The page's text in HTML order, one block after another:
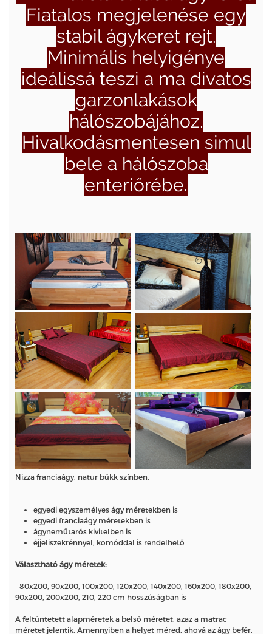
Fiatalos megjelenése egy
stabil ágykeret rejt.
Minimális helyigénye
ideálissá teszi a ma divatos
garzonlakások
hálószobájához.
Hivalkodásmentesen simul
bele a hálószoba
enteriőrébe.
Nizza franciaágy, natur bükk színben.
egyedi egyszemélyes ágy méretekben is
egyedi franciaágy méretekben is
ágyneműtarós kivitelben is
éjjeliszekrénnyel, komóddal is rendelhető
Választható ágy méretek:
- 80x200, 90x200, 100x200, 120x200, 140x200, 160x200, 180x200,
90x200, 200x200, 210, 220 cm hosszúságban is
A feltüntetett alapméretek a belső méretet, azaz a matrac
méretet jelentik. Amennyiben a helyet méred, ahová az ágy befér,